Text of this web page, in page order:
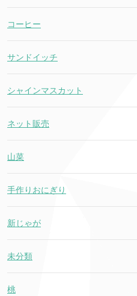
コーヒー
サンドイッチ
シャインマスカット
ネット販売
山菜
手作りおにぎり
新じゃが
未分類
桃